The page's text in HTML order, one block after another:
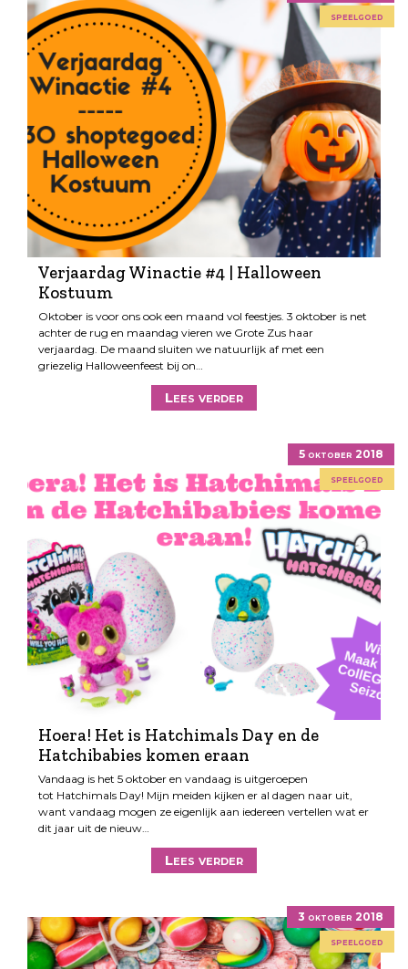
speelgoed
Verjaardag Winactie #4 | Halloween
Kostuum
Oktober is voor ons ook een maand vol feestjes. 3 oktober is net
achter de rug en maandag vieren we Grote Zus haar
verjaardag. De maand sluiten we natuurlijk af met een
griezelig Halloweenfeest bij on…
Lees verder
5 oktober 2018
speelgoed
Hoera! Het is Hatchimals Day en de
Hatchibabies komen eraan
Vandaag is het 5 oktober en vandaag is uitgeroepen
tot Hatchimals Day! Mijn meiden kijken er al dagen naar uit,
want vandaag mogen ze eigenlijk aan iedereen vertellen wat er
dit jaar uit de nieuw…
Lees verder
3 oktober 2018
speelgoed